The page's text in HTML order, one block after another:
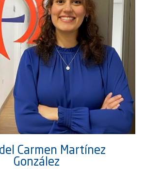
Carmen Martínez
González